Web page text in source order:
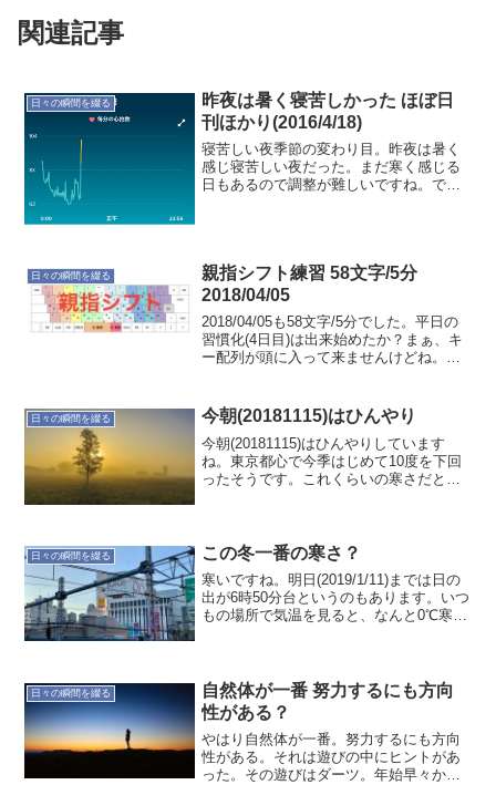
関連記事
日々の瞬間を綴る
昨夜は暑く寝苦しかった ほぼ日
刊ほかり(2016/4/18)
寝苦しい夜季節の変わり目。昨夜は暑く
感じ寝苦しい夜だった。まだ寒く感じる
日もあるので調整が難しいですね。で
日々の瞬間を綴る
親指シフト練習 58文字/5分
2018/04/05
2018/04/05も58文字/5分でした。平日の
習慣化(4日目)は出来始めたか？まぁ、キ
ー配列が頭に入って来ませんけどね。た
日々の瞬間を綴る 今朝(20181115)はひんやり
今朝(20181115)はひんやりしています
ね。東京都心で今季はじめて10度を下回
ったそうです。これくらいの寒さだと気
慣がないので、...
日々の瞬間を綴る この冬一番の寒さ？
寒いですね。明日(2019/1/11)までは日の
出が6時50分台というのもあります。いつ
もの場所で気温を見ると、なんと0℃寒い
トレー...
日々の瞬間を綴る
自然体が一番 努力するにも方向
性がある？
やはり自然体が一番。努力するにも方向
性がある。それは遊びの中にヒントがあ
った。その遊びはダーツ。年始早々から